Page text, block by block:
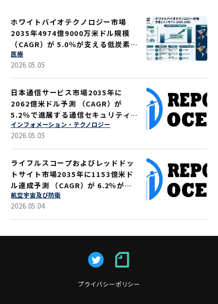
ホワイトバイオテクノロジー市場
2035年4974億9000万米ドル規模
（CAGR）が 5.0％が支える低炭素ソ
リューション
医療
2026.05.05
日本通信サービス市場2035年に
2062億米ドル予測 （CAGR）が
5.2％で進展する通信セキュリティ強
化
インフォメーション・テクノロジー
2026.05.05
ライフルスコープおよびレッドドッ
トサイト市場2035年に1153億米ド
ル達成予測 （CAGR）が 6.2％が示
す軍事・狩猟用途拡大
航空宇宙及び防衛
2026.05.04
プライバシーポリシー